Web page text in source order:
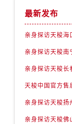
最新发布